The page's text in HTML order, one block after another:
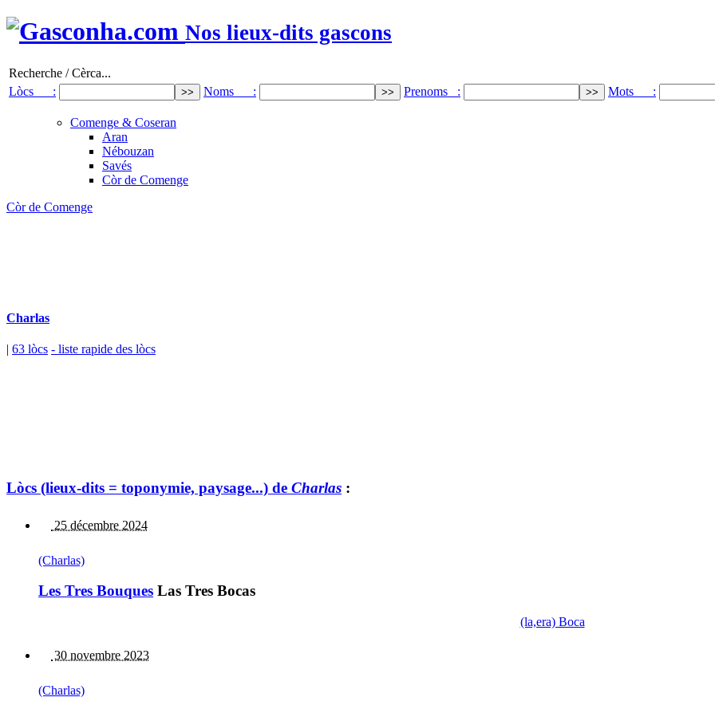
Nos lieux-dits gascons
Recherche / Cèrca...
Lòcs :
Noms : Prenoms : Mots :
Comenge & Coseran
Aran
Nébouzan
Savés
Còr de Comenge
Còr de Comenge
Charlas
| 63 lòcs - liste rapide des lòcs
Lòcs (lieux-dits = toponymie, paysage...) de Charlas :
25 décembre 2024
(Charlas)
Les Tres Bouques Las Tres Bocas
(la,era) Boca
30 novembre 2023
(Charlas)